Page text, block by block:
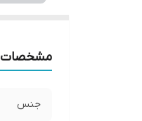
مشخصات
جنس